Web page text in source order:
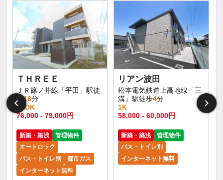
ＴＨＲＥＥ
ＪＲ篠ノ井線「平田」駅徒
歩18分
1LDK
76,000 - 79,000円
新築・築浅
管理物件
オートロック
バス・トイレ別
都市ガス
インターネット無料
リアン波田
松本電気鉄道上高地線「三
溝」駅徒歩4分
1K
58,000 - 60,000円
新築・築浅
管理物件
バス・トイレ別
インターネット無料